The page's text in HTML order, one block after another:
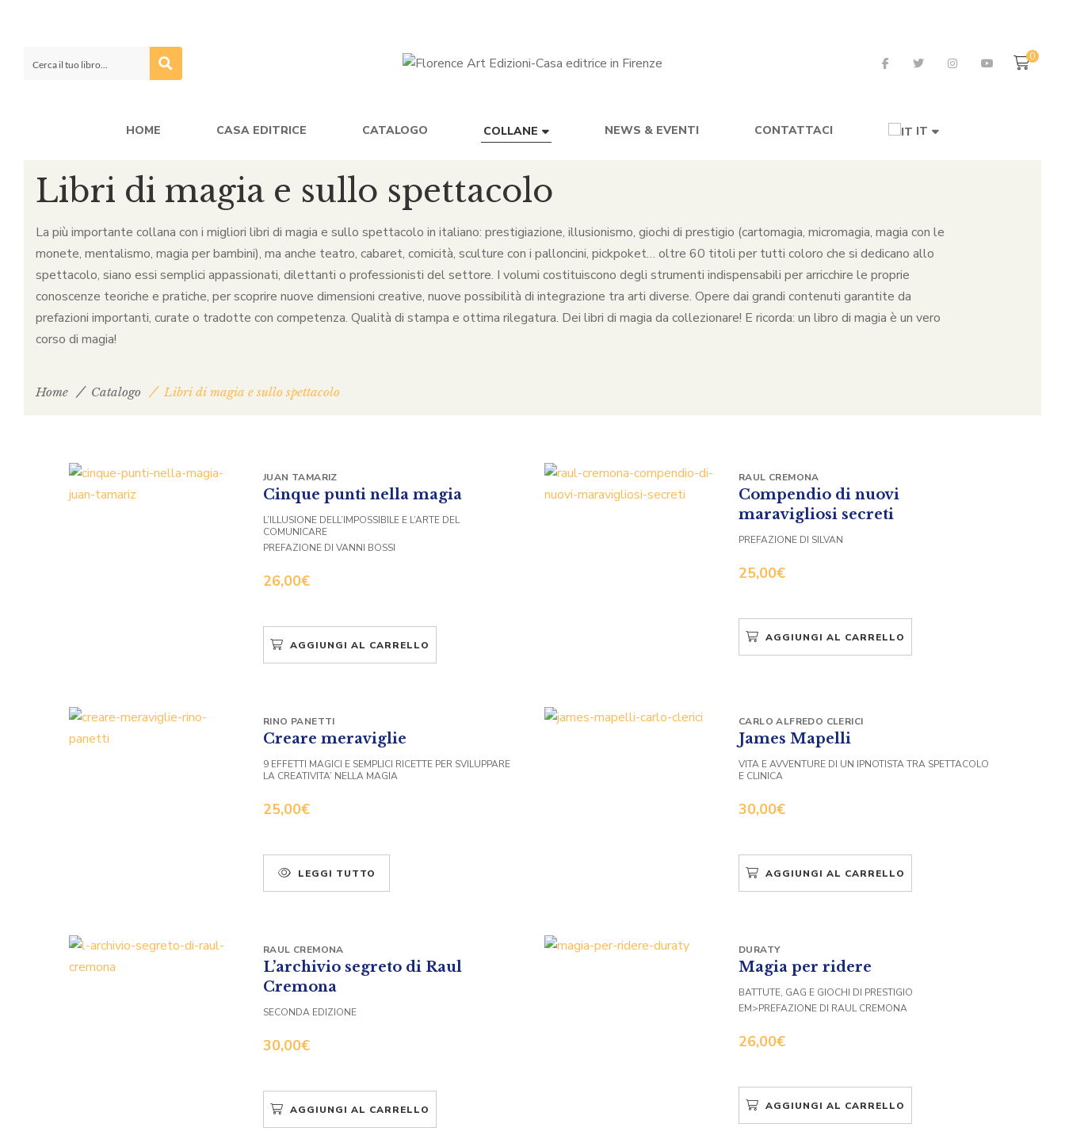
0
HOME CASA EDITRICE CATALOGO COLLANE NEWS & EVENTI CONTATTACI IT
Libri di magia e sullo spettacolo
La più importante collana con i migliori libri di magia e sullo spettacolo in italiano: prestigiazione, illusionismo, giochi di prestigio (cartomagia, micromagia, magia con le
monete, mentalismo, magia per bambini), ma anche teatro, cabaret, comicità, sculture con i palloncini, pickpoket… oltre 60 titoli per tutti coloro che si dedicano allo
spettacolo, siano essi semplici appassionati, dilettanti o professionisti del settore. I volumi costituiscono degli strumenti indispensabili per arricchire le proprie
conoscenze teoriche e pratiche, per scoprire nuove dimensioni creative, nuove possibilità di integrazione tra arti diverse. Opere dai grandi contenuti garantite da
prefazioni importanti, curate o tradotte con competenza. Qualità di stampa e ottima rilegatura. Dei libri di magia da collezionare! E ricorda: un libro di magia è un vero
corso di magia!
Home Catalogo Libri di magia e sullo spettacolo
Cinque punti nella magia
26,00€
JUAN TAMARIZ
L’ILLUSIONE DELL’IMPOSSIBILE E L’ARTE DEL
COMUNICARE
PREFAZIONE DI VANNI BOSSI
AGGIUNGI AL CARRELLO
Compendio di nuovi
maravigliosi secreti
25,00€
RAUL CREMONA
PREFAZIONE DI SILVAN
AGGIUNGI AL CARRELLO
Creare meraviglie
25,00€
RINO PANETTI
9 EFFETTI MAGICI E SEMPLICI RICETTE PER SVILUPPARE
LA CREATIVITA’ NELLA MAGIA
LEGGI TUTTO
James Mapelli
30,00€
CARLO ALFREDO CLERICI
VITA E AVVENTURE DI UN IPNOTISTA TRA SPETTACOLO
E CLINICA
AGGIUNGI AL CARRELLO
L’archivio segreto di Raul
Cremona
30,00€
RAUL CREMONA
SECONDA EDIZIONE
AGGIUNGI AL CARRELLO
Magia per ridere
26,00€
DURATY
BATTUTE, GAG E GIOCHI DI PRESTIGIO
EM>PREFAZIONE DI RAUL CREMONA
AGGIUNGI AL CARRELLO